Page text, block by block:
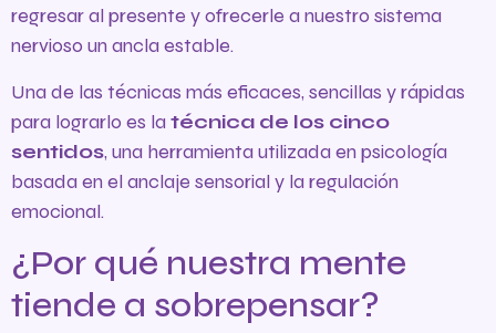
regresar al presente y ofrecerle a nuestro sistema
nervioso un ancla estable.
Una de las técnicas más eficaces, sencillas y rápidas
para lograrlo es la técnica de los cinco
sentidos, una herramienta utilizada en psicología
basada en el anclaje sensorial y la regulación
emocional.
¿Por qué nuestra mente
tiende a sobrepensar?